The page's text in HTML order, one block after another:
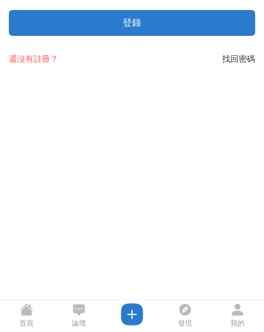
登錄
找回密碼
還沒有註冊？
首頁 論壇 發現 我的